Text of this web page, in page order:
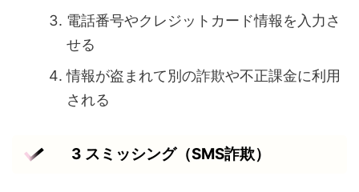
電話番号やクレジットカード情報を入力さ
せる
情報が盗まれて別の詐欺や不正課金に利用
される
3 スミッシング（SMS詐欺）